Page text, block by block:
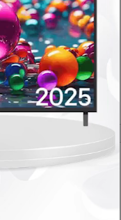
- Даавуун
3010320
- 419,300₮